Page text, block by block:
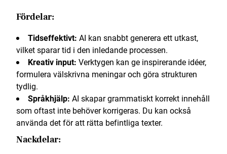
Fördelar:
Tidseffektivt: AI kan snabbt generera ett utkast,
vilket sparar tid i den inledande processen.
Kreativ input: Verktygen kan ge inspirerande idéer,
formulera välskrivna meningar och göra strukturen
tydlig.
Språkhjälp: AI skapar grammatiskt korrekt innehåll
som oftast inte behöver korrigeras. Du kan också
använda det för att rätta befintliga texter.
Nackdelar: